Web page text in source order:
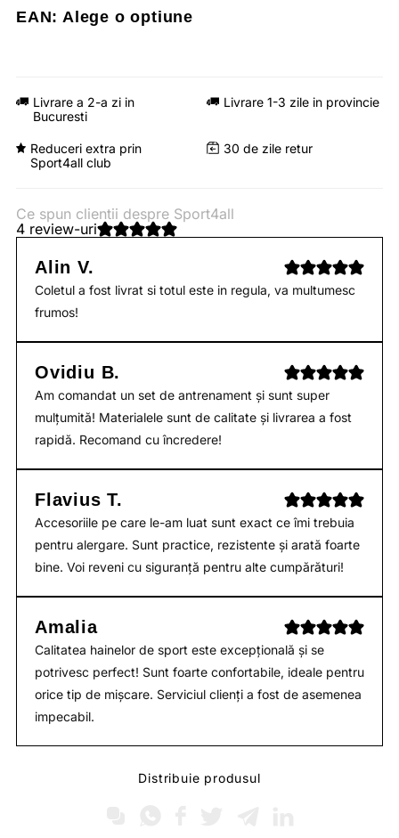
EAN: Alege o optiune
Livrare a 2-a zi in
Bucuresti
Livrare 1-3 zile in provincie
Reduceri extra prin
Sport4all club
30 de zile retur
Ce spun clientii despre Sport4all
4 review-uri
Alin V.
Coletul a fost livrat si totul este in regula, va multumesc
frumos!
Ovidiu B.
Am comandat un set de antrenament și sunt super
mulțumită! Materialele sunt de calitate și livrarea a fost
rapidă. Recomand cu încredere!
Flavius T.
Accesoriile pe care le-am luat sunt exact ce îmi trebuia
pentru alergare. Sunt practice, rezistente și arată foarte
bine. Voi reveni cu siguranță pentru alte cumpărături!
Amalia
Calitatea hainelor de sport este excepțională și se
potrivesc perfect! Sunt foarte confortabile, ideale pentru
orice tip de mișcare. Serviciul clienți a fost de asemenea
impecabil.
Distribuie produsul